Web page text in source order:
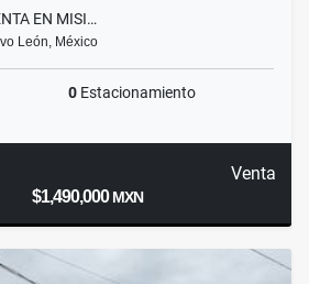
EN MISI…
León, México
0 Estacionamiento
Venta
$1,490,000MXN